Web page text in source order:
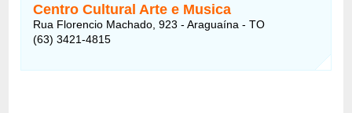
Centro Cultural Arte e Musica
Rua Florencio Machado, 923 - Araguaína - TO
(63) 3421-4815